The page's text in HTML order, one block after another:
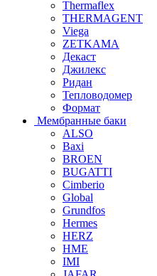
Thermaflex
THERMAGENT
Viega
ZETKAMA
Декаст
Джилекс
Ридан
Тепловодомер
Формат
Мембранные баки
ALSO
Baxi
BROEN
BUGATTI
Cimberio
Global
Grundfos
Hermes
HERZ
HME
IMI